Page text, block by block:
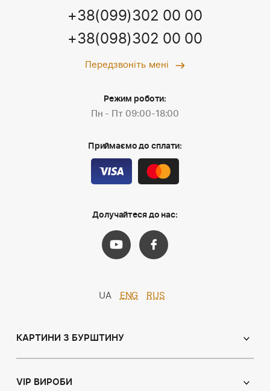
+38(099)302 00 00
+38(098)302 00 00
Передзвоніть мені
Режим роботи:
Пн - Пт 09:00-18:00
Приймаємо до сплати:
Долучайтеся до нас:
UA ENG RUS
КАРТИНИ З БУРШТИНУ
Іменні ікони
VIP ВИРОБИ